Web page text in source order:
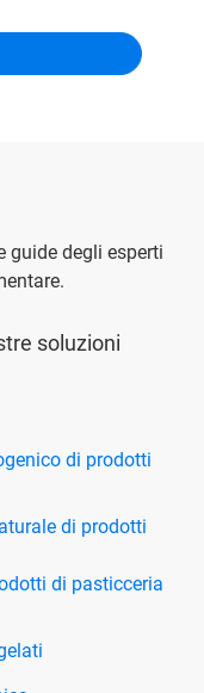
guide degli esperti
soluzioni
di prodotti
di prodotti
di pasticceria